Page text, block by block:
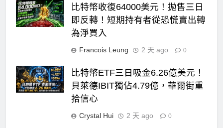
比特幣收復64000美元！拋售三日
即反轉！短期持有者從恐慌賣出轉
為淨買入
Francois Leung 2 天 ago 0
比特幣ETF三日吸金6.26億美元！
貝萊德IBIT獨佔4.79億，華爾街重
拾信心
Crystal Hui 2 天 ago 0